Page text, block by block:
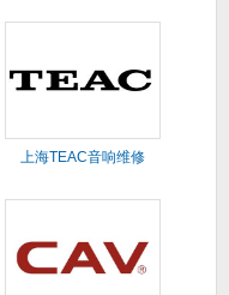
上海TEAC音响维修